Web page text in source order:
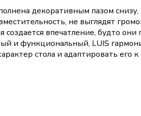
декоративным пазом
не выглядят
впечатление, будто
и функциональный, LUIS
стола и адаптировать его